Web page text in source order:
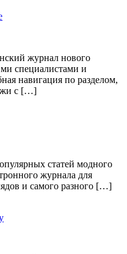
журнал нового
специалистами и
навигация по разделом,
с […]
статей модного
журнала для
и самого разного […]